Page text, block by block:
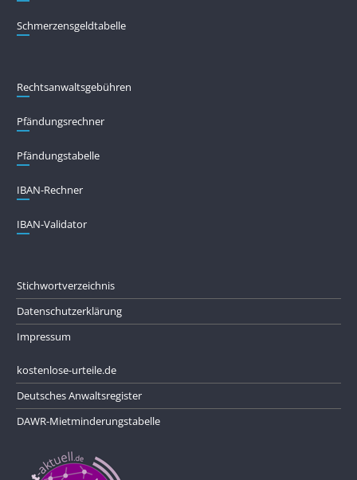
Schmerzensgeldtabelle
Rechtsanwaltsgebühren
Pfändungs­rechner
Pfändungs­tabelle
IBAN-Rechner
IBAN-Validator
Stichwortverzeichnis
Datenschutzerklärung
Impressum
kostenlose-urteile.de
Deutsches Anwaltsregister
DAWR-Mietminderungstabelle